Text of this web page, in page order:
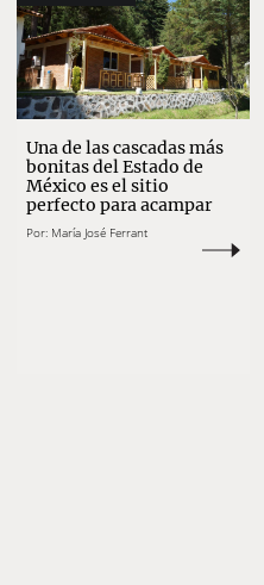
Una de las cascadas más
bonitas del Estado de
México es el sitio
perfecto para acampar
Por: María José Ferrant